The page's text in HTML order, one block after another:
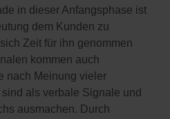
in dieser Anfangsphase ist
dem Kunden zu
Zeit für ihn genommen
kommen auch
nach Meinung vieler
als verbale Signale und
ausmachen. Durch